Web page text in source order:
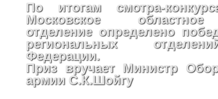
По итогам смотра-
Московское областное
отделение определено
региональных
Федерации.
Приз вручает Министр
армии С.К.Шойгу